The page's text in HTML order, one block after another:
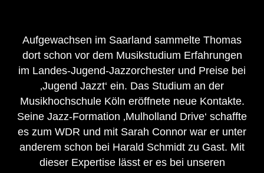
Aufgewachsen im Saarland sammelte Thomas
dort schon vor dem Musikstudium Erfahrungen
im Landes-Jugend-Jazzorchester und Preise bei
‚Jugend Jazzt‘ ein. Das Studium an der
Musikhochschule Köln eröffnete neue Kontakte.
Seine Jazz-Formation ‚Mulholland Drive‘ schaffte
es zum WDR und mit Sarah Connor war er unter
anderem schon bei Harald Schmidt zu Gast. Mit
dieser Expertise lässt er es bei unseren